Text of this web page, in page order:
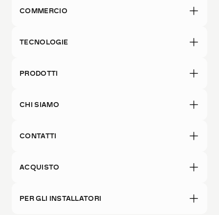
COMMERCIO
TECNOLOGIE
PRODOTTI
CHI SIAMO
CONTATTI
ACQUISTO
PER GLI INSTALLATORI